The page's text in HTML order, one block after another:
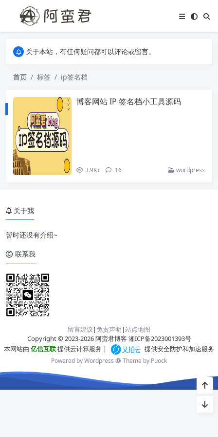
关于本站，有任何疑问都可以评论或留言。
关于本站，有任何疑问都可以评论或留言。
首页
标签 ip签名档
博客网站 IP 签名档小工具源码
3.9K+ 16 wordpress
关于我
暂时还没有介绍~
联系我
留言建议 |免责声明 |站点地图
Copyright © 2023-2026 阿蛮君博客 湘ICP备2023001393号
本网站由 亿信互联提供云计算服务 | 提供安全防护和加速服务
Powered by Wordpress Theme by Puock